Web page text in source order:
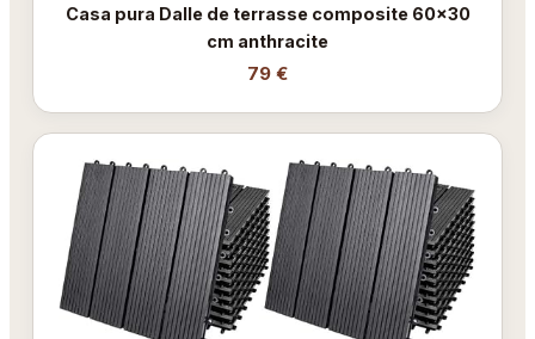
Casa pura Dalle de terrasse composite 60x30
cm anthracite
79 €